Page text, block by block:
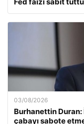
03/08/2026
Burhanettin Duran:
çabayı sabote